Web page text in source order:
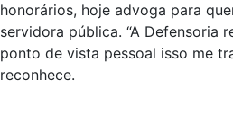
honorários, hoje advoga para
servidora pública. “A Defensoria
ponto de vista pessoal isso me
reconhece.